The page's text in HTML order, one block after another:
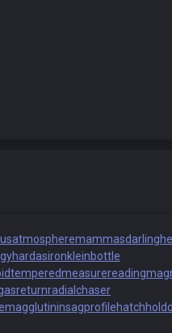
mammasdarling
hardasironkleinbottle
temperedmeasure
radialchaser
sagprofile